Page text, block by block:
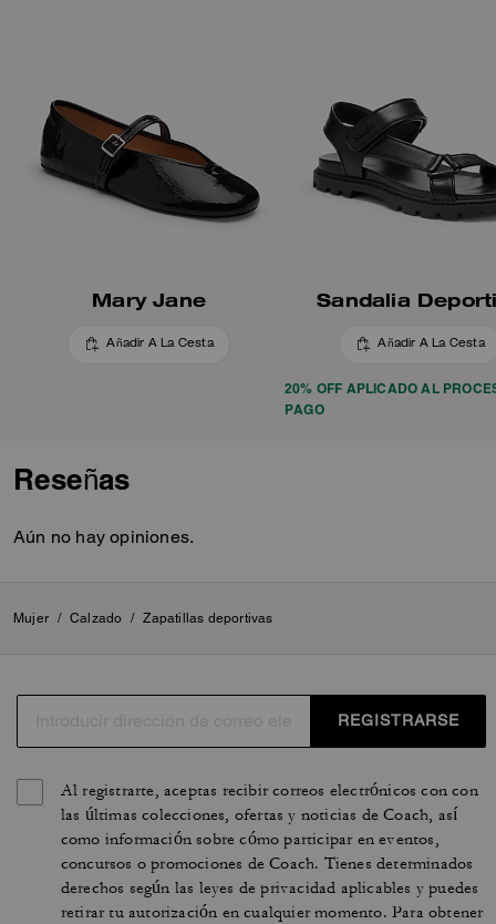
Mary Jane
Añadir A La Cesta
Sandalia
Añadir A La Cesta
20% OFF APLICADO AL
PAGO
Reseñas
Aún no hay opiniones.
Mujer / Calzado / Zapatillas deportivas
REGISTRARSE
Al registrarte, aceptas recibir correos electrónicos con con
las últimas colecciones, ofertas y noticias de Coach, así
como información sobre cómo participar en eventos,
concursos o promociones de Coach. Tienes determinados
derechos según las leyes de privacidad aplicables y puedes
retirar tu autorización en cualquier momento. Para obtener